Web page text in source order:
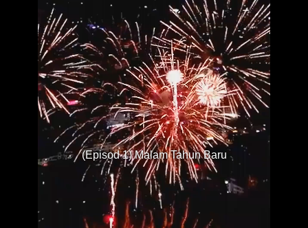
(Episod 1) Malam Tahun Baru